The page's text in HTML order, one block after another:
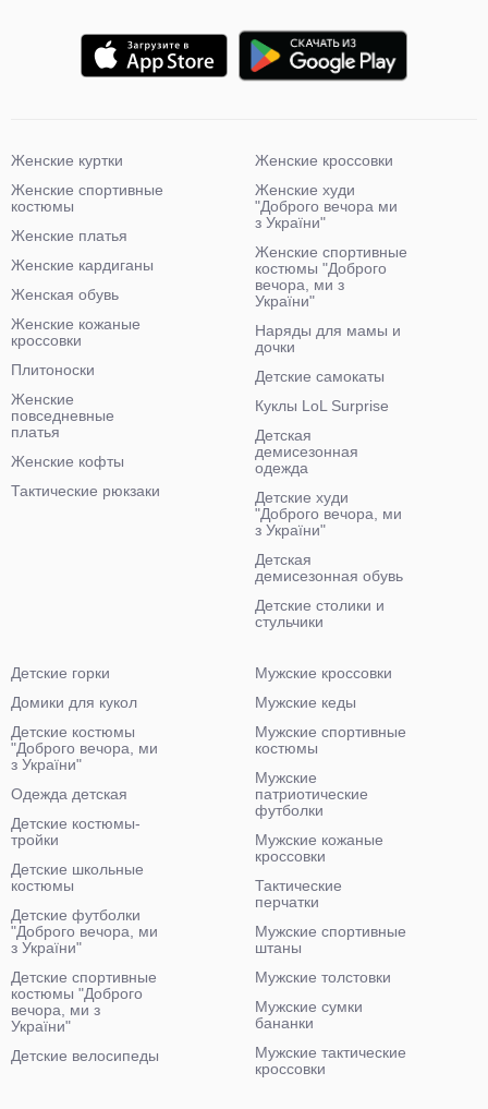
Женские куртки
Женские спортивные
костюмы
Женские платья
Женские кардиганы
Женская обувь
Женские кожаные
кроссовки
Плитоноски
Женские
повседневные
платья
Женские кофты
Тактические рюкзаки
Женские кроссовки
Женские худи
"Доброго вечора ми
з України"
Женские спортивные
костюмы "Доброго
вечора, ми з
України"
Наряды для мамы и
дочки
Детские самокаты
Куклы LoL Surprise
Детская
демисезонная
одежда
Детские худи
"Доброго вечора, ми
з України"
Детская
демисезонная обувь
Детские столики и
стульчики
Детские горки
Домики для кукол
Детские костюмы
"Доброго вечора, ми
з України"
Одежда детская
Детские костюмы-
тройки
Детские школьные
костюмы
Детские футболки
"Доброго вечора, ми
з України"
Детские спортивные
костюмы "Доброго
вечора, ми з
України"
Детские велосипеды
Мужские кроссовки
Мужские кеды
Мужские спортивные
костюмы
Мужские
патриотические
футболки
Мужские кожаные
кроссовки
Тактические
перчатки
Мужские спортивные
штаны
Мужские толстовки
Мужские сумки
бананки
Мужские тактические
кроссовки